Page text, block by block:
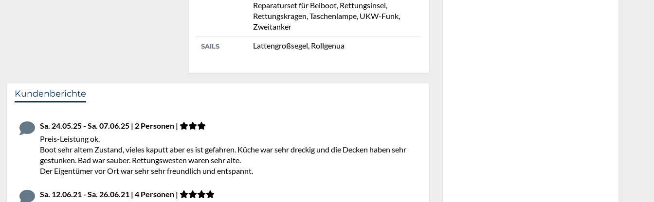
Reparaturset für Beiboot, Rettungsinsel,
Rettungskragen, Taschenlampe, UKW-Funk,
Zweitanker
SAILS Lattengroßsegel, Rollgenua
Kundenberichte
Sa. 24.05.25 - Sa. 07.06.25 | 2 Personen |
Preis-Leistung ok.
Boot sehr altem Zustand, vieles kaputt aber es ist gefahren. Küche war sehr dreckig und die Decken haben sehr
gestunken. Bad war sauber. Rettungswesten waren sehr alte.
Der Eigentümer vor Ort war sehr sehr freundlich und entspannt.
Sa. 12.06.21 - Sa. 26.06.21 | 4 Personen |